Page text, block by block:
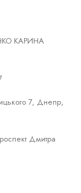
КАРИНА
7, Днепр,
Дмитра